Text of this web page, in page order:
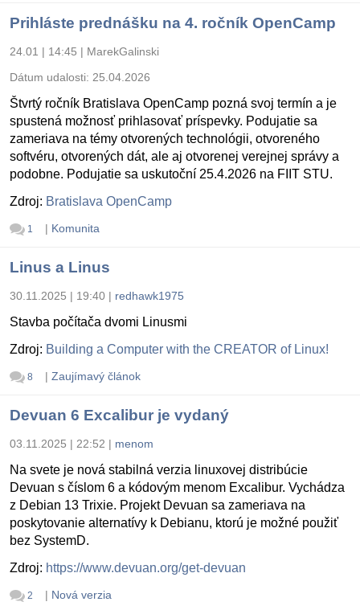
Prihláste prednášku na 4. ročník OpenCamp
24.01 | 14:45 | MarekGalinski
Dátum udalosti: 25.04.2026
Štvrtý ročník Bratislava OpenCamp pozná svoj termín a je
spustená možnosť prihlasovať príspevky. Podujatie sa
zameriava na témy otvorených technológii, otvoreného
softvéru, otvorených dát, ale aj otvorenej verejnej správy a
podobne. Podujatie sa uskutoční 25.4.2026 na FIIT STU.
Zdroj: Bratislava OpenCamp
1 | Komunita
Linus a Linus
30.11.2025 | 19:40 | redhawk1975
Stavba počítača dvomi Linusmi
Zdroj: Building a Computer with the CREATOR of Linux!
8 | Zaujímavý článok
Devuan 6 Excalibur je vydaný
03.11.2025 | 22:52 | menom
Na svete je nová stabilná verzia linuxovej distribúcie
Devuan s číslom 6 a kódovým menom Excalibur. Vychádza
z Debian 13 Trixie. Projekt Devuan sa zameriava na
poskytovanie alternatívy k Debianu, ktorú je možné použiť
bez SystemD.
Zdroj: https://www.devuan.org/get-devuan
2 | Nová verzia